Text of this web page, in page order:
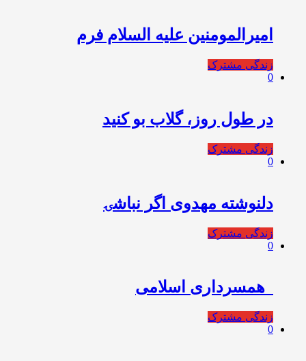
امیرالمومنین علیه السلام فرم
زندگی مشترک
0
در طول روز، گلاب بو کنید
زندگی مشترک
0
دلنوشته مهدوی اگر نباشۍ
زندگی مشترک
0
️ ️ همسرداری اسلامی
زندگی مشترک
0